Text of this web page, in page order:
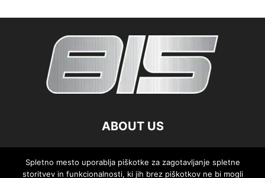
ABOUT US
FOLLOW US
Spletno mesto uporablja piškotke za zagotavljanje spletne
storitvev in funkcionalnosti, ki jih brez piškotkov ne bi mogli